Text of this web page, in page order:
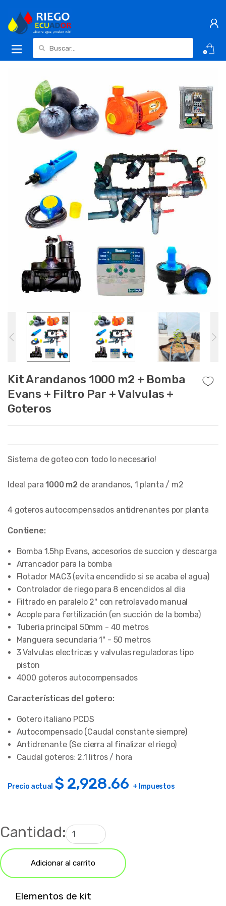
Buscar:
0
Kit Arandanos 1000 m2 + Bomba
Evans + Filtro Par + Valvulas +
Goteros
Sistema de goteo con todo lo necesario!
Ideal para1000 m2 de arandanos, 1 planta / m2
4 goteros autocompensados antidrenantes por planta
Contiene:
Bomba 1.5hp Evans, accesorios de succion y descarga
Arrancador para la bomba
Flotador MAC3 (evita encendido si se acaba el agua)
Controlador de riego para 8 encendidos al dia
Filtrado en paralelo 2" con retrolavado manual
Acople para fertilización (en succión de la bomba)
Tuberia principal 50mm - 40 metros
Manguera secundaria 1" - 50 metros
3 Valvulas electricas y valvulas reguladoras tipo
piston
4000 goteros autocompensados
Características del gotero:
Gotero italiano PCDS
Autocompensado (Caudal constante siempre)
Antidrenante (Se cierra al finalizar el riego)
Caudal goteros: 2.1 litros / hora
Precio actual $ 2,928.66 + Impuestos
Cantidad:
Adicionar al carrito
Elementos de kit